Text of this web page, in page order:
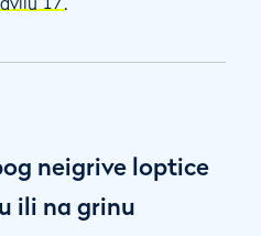
neigrive loptice
ili na grinu